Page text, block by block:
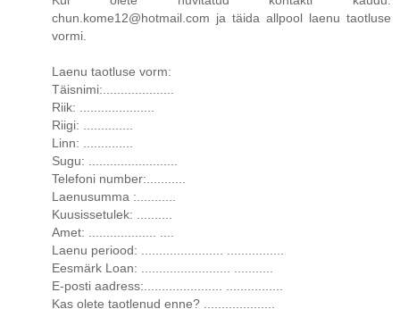
chun.kome12@hotmail.com ja täida allpool laenu taotluse
vormi.
Laenu taotluse vorm:
Täisnimi:....................
Riik: .....................
Riigi: ..............
Linn: ..............
Sugu: .........................
Telefoni number:...........
Laenusumma :...........
Kuusissetulek: ..........
Amet: ................... ....
Laenu periood: ....................... ................
Eesmärk Loan: ......................... ...........
E-posti aadress:...................... ................
Kas olete taotlenud enne? ....................